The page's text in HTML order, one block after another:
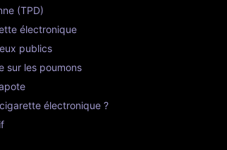
(TPD)
électronique
publics
sur les poumons
électronique ?